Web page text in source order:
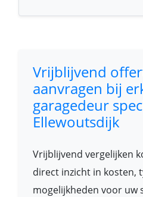
Vrijblijvend
aanvragen bij
garagedeur
Ellewoutsdijk
Vrijblijvend vergelijken
direct inzicht in kosten,
mogelijkheden voor uw